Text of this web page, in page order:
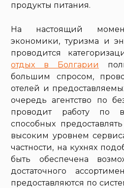
продукты питания.
На настоящий
экономики, туризма и
проводится
отдых в Болгарии
большим спросом,
отелей и
очередь агентство по
проводит работу по
способных
высоким уровнем
частности, на кухнях
быть обеспечена
достаточного
предоставляются по